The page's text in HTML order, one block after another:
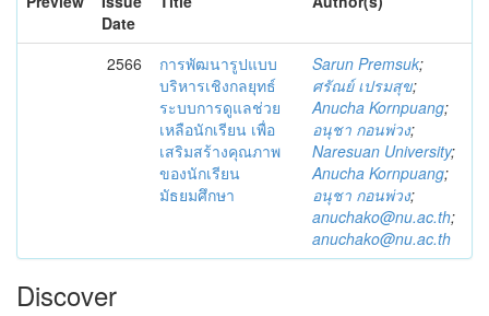
Date
2566
การพัฒนารูปแบบ
บริหารเชิงกลยุทธ์
ระบบการดูแลช่วย
เหลือนักเรียน เพื่อ
เสริมสร้างคุณภาพ
ของนักเรียน
มัธยมศึกษา
Sarun Premsuk;
ศรัณย์ เปรมสุข;
Anucha Kornpuang;
อนุชา กอนพ่วง;
Naresuan University;
Anucha Kornpuang;
อนุชา กอนพ่วง;
anuchako@nu.ac.th;
anuchako@nu.ac.th
Discover